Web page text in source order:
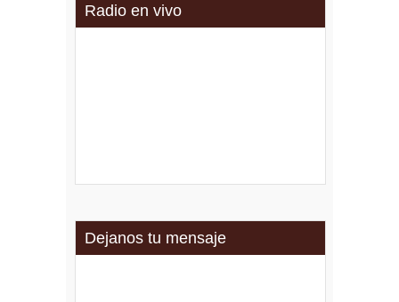
Radio en vivo
Dejanos tu mensaje